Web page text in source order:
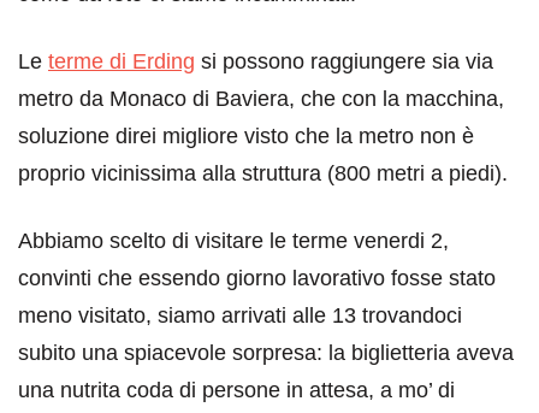
Le terme di Erding si possono raggiungere sia via
metro da Monaco di Baviera, che con la macchina,
soluzione direi migliore visto che la metro non è
proprio vicinissima alla struttura (800 metri a piedi).
Abbiamo scelto di visitare le terme venerdi 2,
convinti che essendo giorno lavorativo fosse stato
meno visitato, siamo arrivati alle 13 trovandoci
subito una spiacevole sorpresa: la biglietteria aveva
una nutrita coda di persone in attesa, a mo’ di